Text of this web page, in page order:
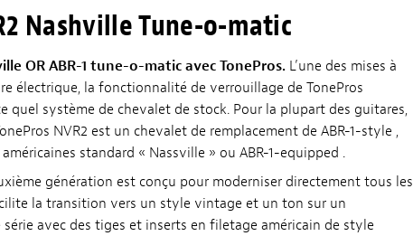
Nashville Tune-o-matic
OR ABR-1 tune-o-matic avec TonePros. L’une des mises à
électrique, la fonctionnalité de verrouillage de TonePros
quel système de chevalet de stock. Pour la plupart des guitares,
NVR2 est un chevalet de remplacement de ABR-1-style ,
standard « Nassville » ou ABR-1-equipped .
génération est conçu pour moderniser directement tous les
la transition vers un style vintage et un ton sur un
avec des tiges et inserts en filetage américain de style